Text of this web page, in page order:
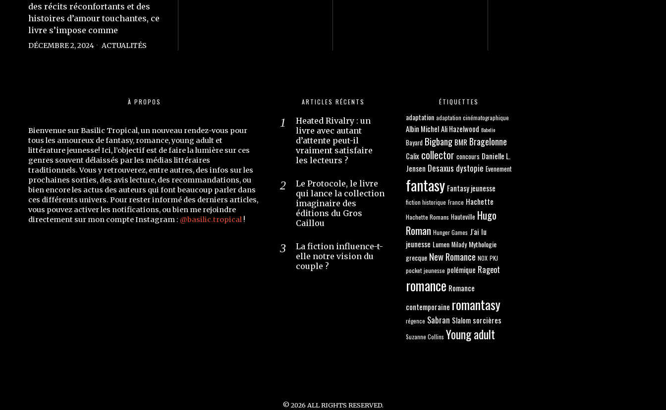
des récits réconfortants et des
histoires d’amour touchantes, ce
livre s’impose comme
DÉCEMBRE 2, 2024 ACTUALITÉS
À PROPOS
Bienvenue sur Basilic Tropical, un nouveau rendez-vous pour
tous les amoureux de fantasy, romance, young adult et
littérature jeunesse! Ici, l’objectif est de faire la lumière sur ces
genres souvent délaissés par les médias littéraires
traditionnels. Vous y retrouverez, entre autres, des infos sur les
prochaines sorties, des avis lecture, des recommandations, ou
bien encore les actus des auteurs qui font beaucoup parler dans
ces différents univers. Pour rester informé des derniers articles,
vous pouvez activer les notifications, ou bien me rejoindre
directement sur mon compte Instagram : @basilic.tropical !
ARTICLES RÉCENTS
Heated Rivalry : un
livre avec autant
d’attente peut-il
vraiment satisfaire
les lecteurs ?
Le Protocole, le livre
qui lance la collection
imaginaire des
éditions du Gros
Caillou
La fiction influence-t-
elle notre vision du
couple ?
ÉTIQUETTES
adaptation adaptation cinématographique
Albin MichelAli Hazelwood Babelio
Bayard Bigbang BMR Bragelonne
Calix collector concours Danielle L.
Jensen Desaxus dystopie Evenement
fantasy Fantasy jeunesse
fiction historique France Hachette
Hachette Romans Hauteville Hugo
Roman Hunger Games J'ai lu
jeunesse Lumen Milady Mythologie
grecque New Romance NOX PKJ
pocket jeunesse polémique Rageot
romance Romance
contemporaine romantasy
régence Sabran Slalom sorcières
Suzanne Collins Young adult
©2026 ALL RIGHTS RESERVED.